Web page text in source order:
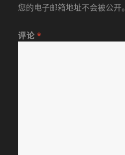
您的电子邮箱地址不会被公开。
评论*